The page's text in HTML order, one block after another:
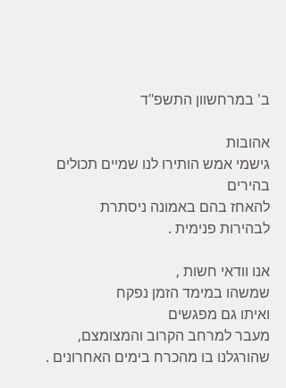
ב' במרחשוון התשפ"ד
אהובות
גישמי אמש הותירו לנו שמיים תכולים
בהירים
להאחז בהם באמונה ניסתרת
לבהירות פנימית .
אנו וודאי חשות ,
שמשהו במימד הזמן נפקח
ואיתו גם מפגשים
מעבר למרחב הקרוב והמצומצם,
שהורגלנו בו מהכרח בימים האחרונים .